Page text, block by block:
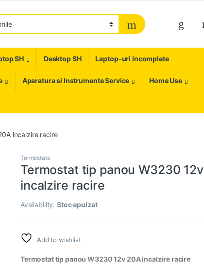
SH Desktop SH Laptop-uri incomplete
Aparatura si Instrumente Service Home Use
incalzire racire
Termostate
Termostat tip panou W3230
incalzire racire
Availability:Stoc epuizat
Add to wishlist
Termostat tip panou W3230 12v 20A incalzire racire